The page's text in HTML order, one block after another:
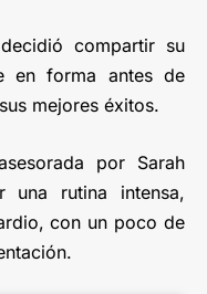
compartir su
en forma antes de
mejores éxitos.
por Sarah
una rutina intensa,
con un poco de